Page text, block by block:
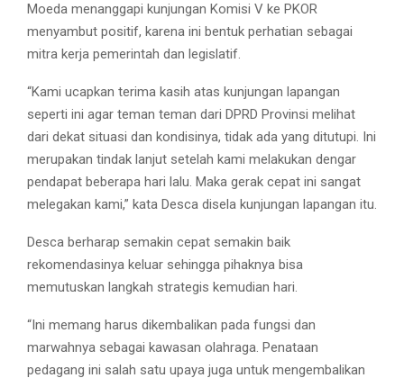
Moeda menanggapi kunjungan Komisi V ke PKOR
menyambut positif, karena ini bentuk perhatian sebagai
mitra kerja pemerintah dan legislatif.
“Kami ucapkan terima kasih atas kunjungan lapangan
seperti ini agar teman teman dari DPRD Provinsi melihat
dari dekat situasi dan kondisinya, tidak ada yang ditutupi. Ini
merupakan tindak lanjut setelah kami melakukan dengar
pendapat beberapa hari lalu. Maka gerak cepat ini sangat
melegakan kami,” kata Desca disela kunjungan lapangan itu.
Desca berharap semakin cepat semakin baik
rekomendasinya keluar sehingga pihaknya bisa
memutuskan langkah strategis kemudian hari.
“Ini memang harus dikembalikan pada fungsi dan
marwahnya sebagai kawasan olahraga. Penataan
pedagang ini salah satu upaya juga untuk mengembalikan